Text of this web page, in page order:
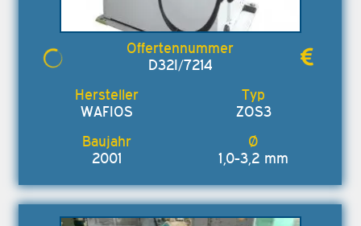
D32I/7214
WAFIOS ZOS3
2001 1,0-3,2 mm